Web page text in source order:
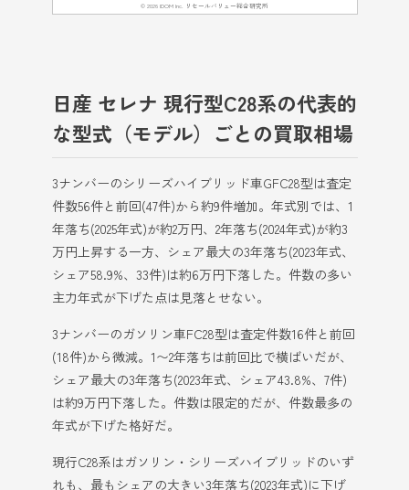
© 2026 IDOM Inc. リセールバリュー総合研究所
日産 セレナ 現行型C28系の代表的
な型式（モデル）ごとの買取相場
3ナンバーのシリーズハイブリッド車GFC28型は査定
件数56件と前回(47件)から約9件増加。年式別では、1
年落ち(2025年式)が約2万円、2年落ち(2024年式)が約3
万円上昇する一方、シェア最大の3年落ち(2023年式、
シェア58.9%、33件)は約6万円下落した。件数の多い
主力年式が下げた点は見落とせない。
3ナンバーのガソリン車FC28型は査定件数16件と前回
(18件)から微減。1〜2年落ちは前回比で横ばいだが、
シェア最大の3年落ち(2023年式、シェア43.8%、7件)
は約9万円下落した。件数は限定的だが、件数最多の
年式が下げた格好だ。
現行C28系はガソリン・シリーズハイブリッドのいず
れも、最もシェアの大きい3年落ち(2023年式)に下げ